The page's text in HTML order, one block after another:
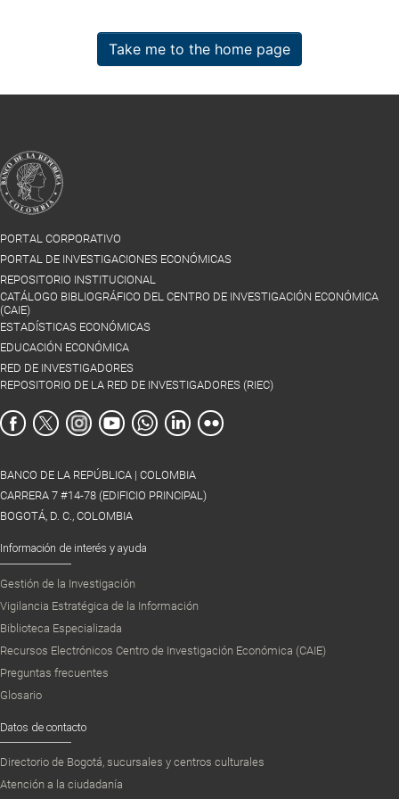
Take me to the home page
PORTAL CORPORATIVO
PORTAL DE INVESTIGACIONES ECONÓMICAS
REPOSITORIO INSTITUCIONAL
CATÁLOGO BIBLIOGRÁFICO DEL CENTRO DE INVESTIGACIÓN ECONÓMICA
(CAIE)
ESTADÍSTICAS ECONÓMICAS
EDUCACIÓN ECONÓMICA
RED DE INVESTIGADORES
REPOSITORIO DE LA RED DE INVESTIGADORES (RIEC)
BANCO DE LA REPÚBLICA | COLOMBIA
CARRERA 7 #14-78 (EDIFICIO PRINCIPAL)
BOGOTÁ, D. C., COLOMBIA
Información de interés y ayuda
Gestión de la Investigación
Vigilancia Estratégica de la Información
Biblioteca Especializada
Recursos Electrónicos Centro de Investigación Económica (CAIE)
Preguntas frecuentes
Glosario
Datos de contacto
Directorio de Bogotá, sucursales y centros culturales
Atención a la ciudadanía